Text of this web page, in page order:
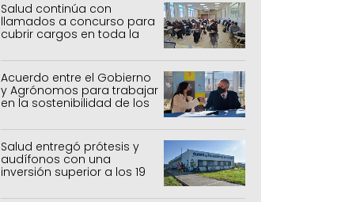
Salud continúa con
llamados a concurso para
cubrir cargos en toda la
Acuerdo entre el Gobierno
y Agrónomos para trabajar
en la sostenibilidad de los
agrícolas, pecuarios y
forestal
Salud entregó prótesis y
audífonos con una
inversión superior a los 19
millones de pesos